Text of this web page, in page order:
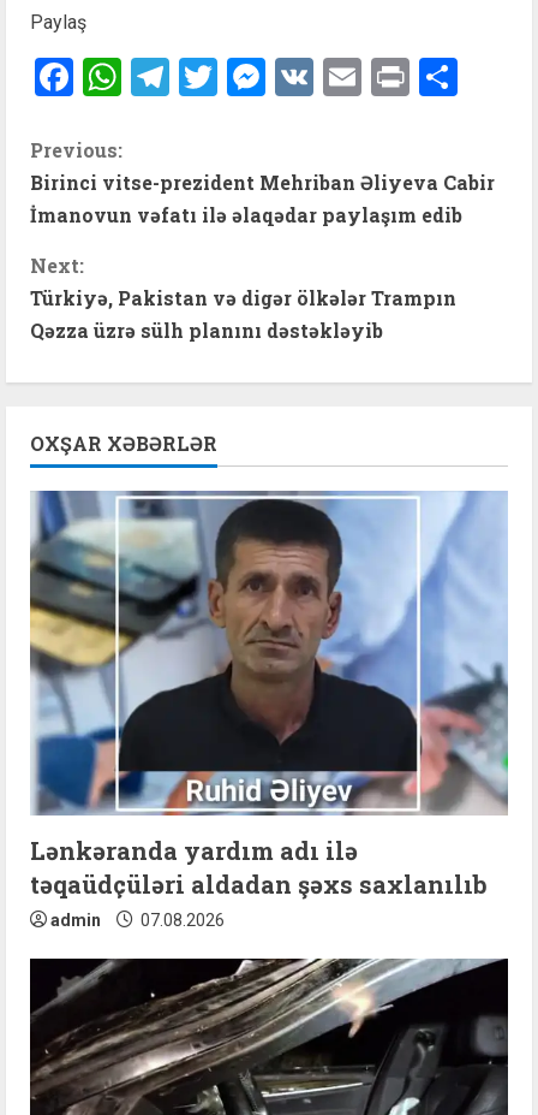
Paylaş
Facebook
WhatsApp
Telegram
Twitter
Messenger
VK Email
Print
C
o
n
t
u
e
R
e
a
d
n
g
Previous:
Birinci vitse-prezident Mehriban Əliyeva Cabir
İmanovun vəfatı ilə əlaqədar paylaşım edib
Next:
Türkiyə, Pakistan və digər ölkələr Trampın
Qəzza üzrə sülh planını dəstəkləyib
OXŞAR XƏBƏRLƏR
Lənkəranda yardım adı ilə
təqaüdçüləri aldadan şəxs saxlanılıb
admin 07.08.2026